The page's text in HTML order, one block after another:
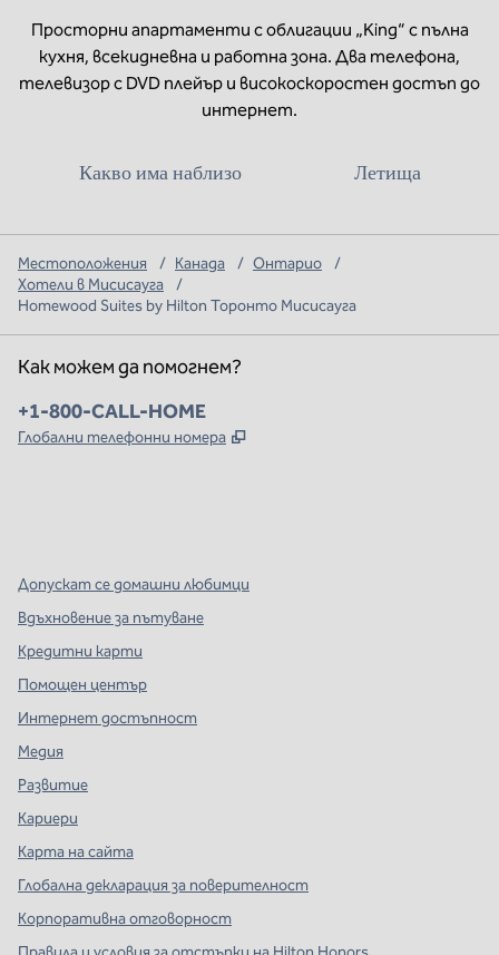
Просторни апартаменти с облигации „King“ с пълна
кухня, всекидневна и работна зона. Два телефона,
телевизор с DVD плейър и високоскоростен достъп до
интернет.
Какво има наблизо Летища
Местоположения / Канада / Онтарио
/
Хотели в Мисисауга
/
Homewood Suites by Hilton Торонто Мисисауга
Как можем да помогнем?
Телефон:
+1-800-CALL-HOME
Глобални телефонни номера ,
Допускат се домашни любимци
Вдъхновение за пътуване
Кредитни карти
Помощен център
Интернет достъпност
Медия
Развитие
Кариери
Карта на сайта
Глобална декларация за поверителност
Корпоративна отговорност